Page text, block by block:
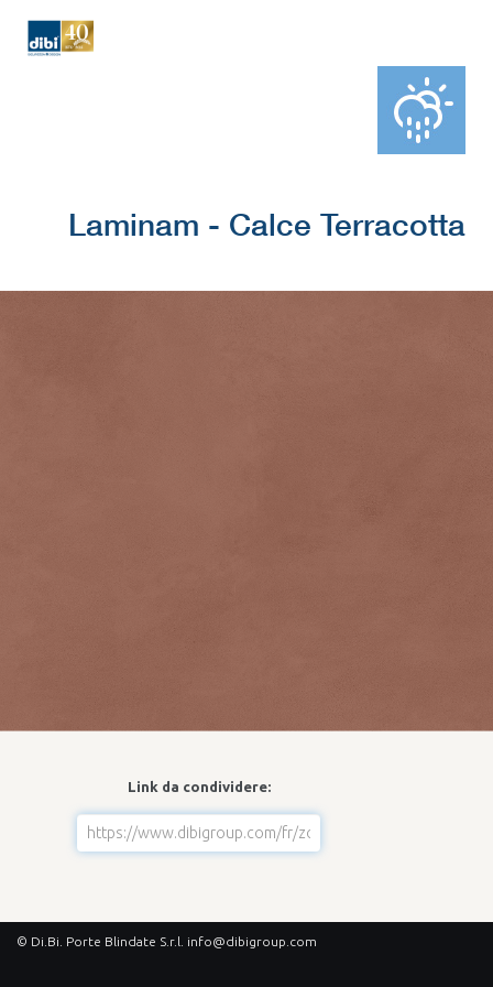
Laminam - Calce Terracotta
Link da condividere:
© Di.Bi. Porte Blindate S.r.l. info@dibigroup.com